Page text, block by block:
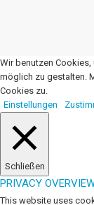
Wir benutzen Cookies,
möglich zu gestalten.
Cookies zu.
Einstellungen
Schließen
PRIVACY
This website uses